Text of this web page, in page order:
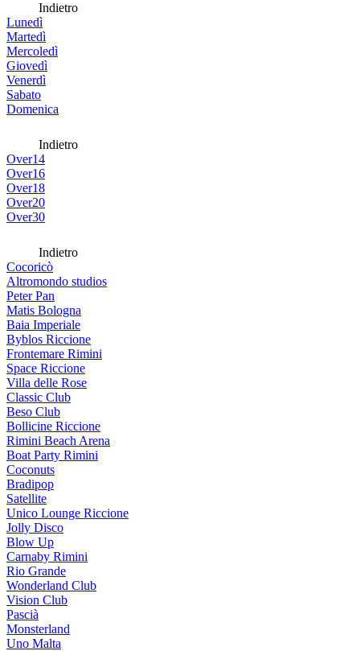
Indietro
Lunedì
Martedì
Mercoledì
Giovedì
Venerdì
Sabato
Domenica
Indietro
Over14
Over16
Over18
Over20
Over30
Indietro
Cocoricò
Altromondo studios
Peter Pan
Matis Bologna
Baia Imperiale
Byblos Riccione
Frontemare Rimini
Space Riccione
Villa delle Rose
Classic Club
Beso Club
Bollicine Riccione
Rimini Beach Arena
Boat Party Rimini
Coconuts
Bradipop
Satellite
Unico Lounge Riccione
Jolly Disco
Blow Up
Carnaby Rimini
Rio Grande
Wonderland Club
Vision Club
Pascià
Monsterland
Uno Malta